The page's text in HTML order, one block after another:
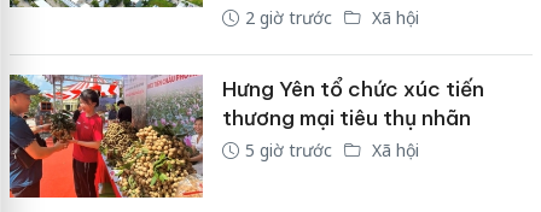
2 giờ trước Xã hội
Hưng Yên tổ chức xúc tiến
thương mại tiêu thụ nhãn
5 giờ trước Xã hội